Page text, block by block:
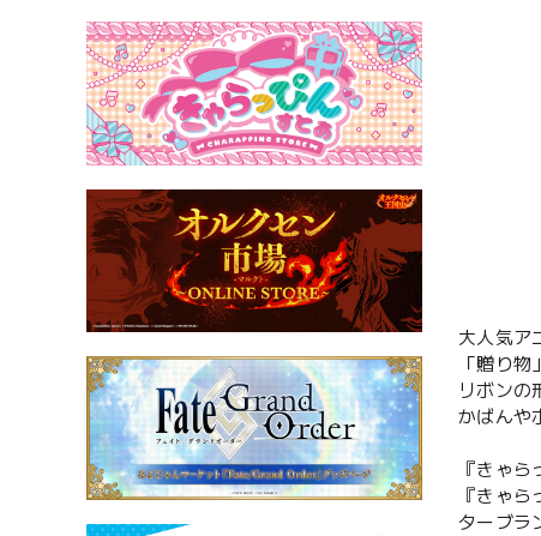
大人気ア
「贈り
リボンの
かばんや
『きゃら
『きゃ
ターブラ